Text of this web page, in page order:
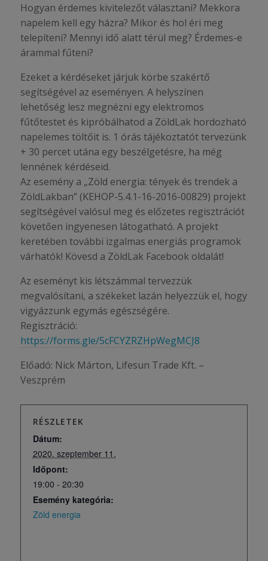
Hogyan érdemes kivitelezőt választani? Mekkora
napelem kell egy házra? Mikor és hol éri meg
telepíteni? Mennyi idő alatt térül meg? Érdemes-e
árammal fűteni?
Ezeket a kérdéseket járjuk körbe szakértő
segítségével az eseményen. A helyszínen
lehetőség lesz megnézni egy elektromos
fűtőtestet és kipróbálhatod a ZöldLak hordozható
napelemes töltőit is. 1 órás tájékoztatót tervezünk
+ 30 percet utána egy beszélgetésre, ha még
lennének kérdéseid.
Az esemény a „Zöld energia: tények és trendek a
ZöldLakban” (KEHOP-5.4.1-16-2016-00829) projekt
segítségével valósul meg és előzetes regisztrációt
követően ingyenesen látogatható. A projekt
keretében további izgalmas energiás programok
várhatók! Kövesd a ZöldLak Facebook oldalát!
Az eseményt kis létszámmal tervezzük
megvalósítani, a székeket lazán helyezzük el, hogy
vigyázzunk egymás egészségére.
Regisztráció:
https://forms.gle/5cFCYZRZHpWegMCJ8
Előadó: Nick Márton, Lifesun Trade Kft. –
Veszprém
RÉSZLETEK
Dátum:
2020. szeptember 11.
Időpont:
19:00 - 20:30
Esemény kategória:
Zöld energia